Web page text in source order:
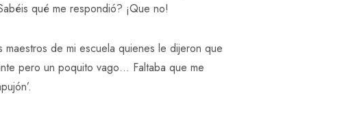
qué me respondió? ¡Que no!
maestros de mi escuela quienes le dijeron que
pero un poquito vago… Faltaba que me